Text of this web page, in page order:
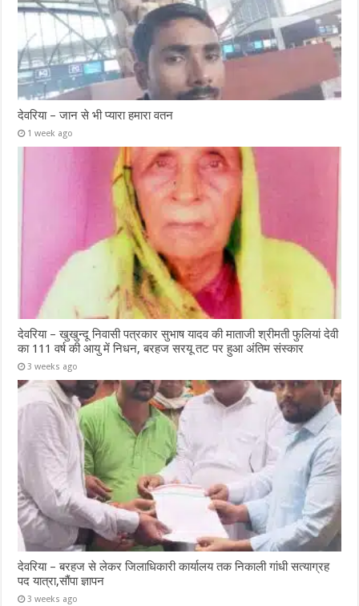
देवरिया – जान से भी प्यारा हमारा वतन
1 week ago
देवरिया – खुखुन्दू निवासी पत्रकार सुभाष यादव की माताजी श्रीमती फुलियां देवी
का 111 वर्ष की आयु में निधन, बरहज सरयू तट पर हुआ अंतिम संस्कार
3 weeks ago
देवरिया – बरहज से लेकर जिलाधिकारी कार्यालय तक निकाली गांधी सत्याग्रह
पद यात्रा,सौंपा ज्ञापन
3 weeks ago